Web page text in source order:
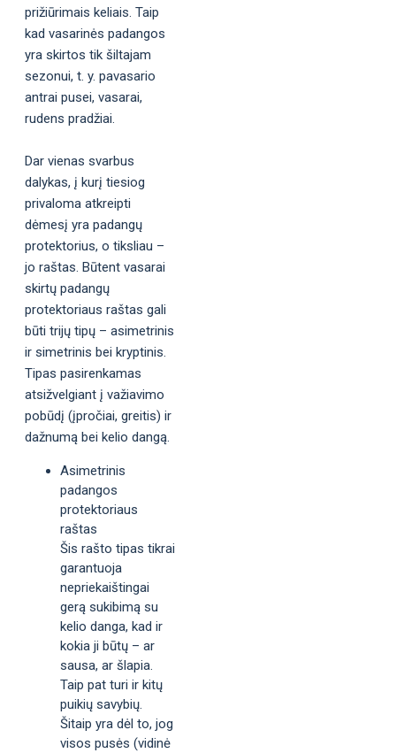
prižiūrimais keliais. Taip
kad vasarinės padangos
yra skirtos tik šiltajam
sezonui, t. y. pavasario
antrai pusei, vasarai,
rudens pradžiai.
Dar vienas svarbus
dalykas, į kurį tiesiog
privaloma atkreipti
dėmesį yra padangų
protektorius, o tiksliau –
jo raštas. Būtent vasarai
skirtų padangų
protektoriaus raštas gali
būti trijų tipų – asimetrinis
ir simetrinis bei kryptinis.
Tipas pasirenkamas
atsižvelgiant į važiavimo
pobūdį (įpročiai, greitis) ir
dažnumą bei kelio dangą.
Asimetrinis
padangos
protektoriaus
raštas
Šis rašto tipas tikrai
garantuoja
nepriekaištingai
gerą sukibimą su
kelio danga, kad ir
kokia ji būtų – ar
sausa, ar šlapia.
Taip pat turi ir kitų
puikių savybių.
Šitaip yra dėl to, jog
visos pusės (vidinė